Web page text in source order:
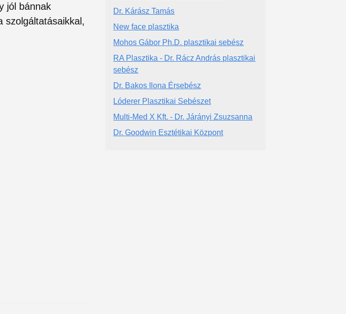
jól bánnak
szolgáltatásaikkal,
Dr. Kárász Tamás
New face plasztika
Mohos Gábor Ph.D. plasztikai sebész
RA Plasztika - Dr. Rácz András plasztikai
sebész
Dr. Bakos Ilona Érsebész
Lóderer Plasztikai Sebészet
Multi-Med X Kft. - Dr. Járányi Zsuzsanna
Dr. Goodwin Esztétikai Központ